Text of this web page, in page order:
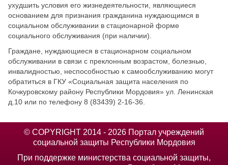
ухудшить условия его жизнедеятельности, являющиеся
основанием для признания гражданина нуждающимся в
социальном обслуживании в стационарной форме
социального обслуживания (при наличии).
Граждане, нуждающиеся в стационарном социальном
обслуживании в связи с преклонным возрастом, болезнью,
инвалидностью, неспособностью к самообслуживанию могут
обратиться в ГКУ «Социальная защита населения по
Кочкуровскому району Республики Мордовия» ул. Ленинская
д.10 или по телефону 8 (83439) 2-16-36.
© COPYRIGHT 2014 - 2026 Портал учреждений
социальной защиты Республики Мордовия
При поддержке министерства социальной защиты,